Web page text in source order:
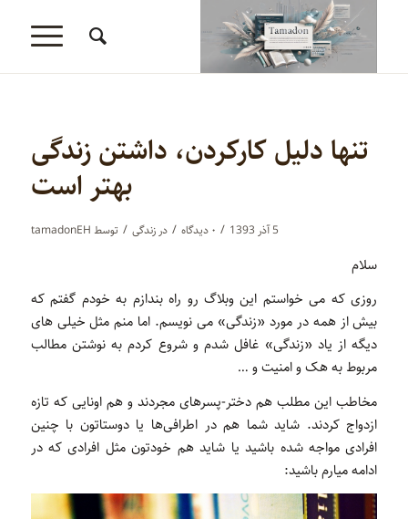
تنها دلیل کارکردن، داشتن زندگی
بهتر است
5 آذر 1393 / ۰ دیدگاه‌ / درزندگی / توسط tamadonEH
سلام
روزی که می خواستم این وبلاگ رو راه بندازم به خودم گفتم که
بیش از همه در مورد «زندگی» می نویسم. اما منم مثل خیلی های
دیگه از یاد «زندگی» غافل شدم و شروع کردم به نوشتن مطالب
مربوط به هک و امنیت و …
مخاطب این مطلب هم دختر-پسرهای مجردند و هم اونایی که تازه
ازدواج کردند. شاید شما هم در اطرافی‌ها یا دوستاتون با چنین
افرادی مواجه شده باشید یا شاید هم خودتون مثل افرادی که در
ادامه میارم باشید: